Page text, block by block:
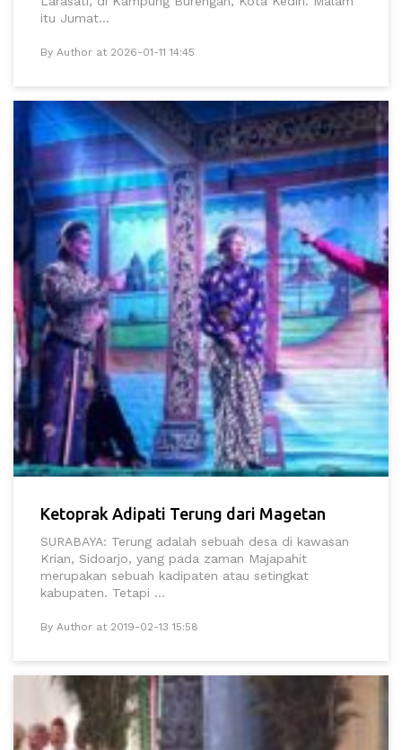
itu Jumat...
By Author at 2026-01-11 14:45
Ketoprak Adipati Terung dari Magetan
SURABAYA: Terung adalah sebuah desa di kawasan
Krian, Sidoarjo, yang pada zaman Majapahit
merupakan sebuah kadipaten atau setingkat
kabupaten. Tetapi ...
By Author at 2019-02-13 15:58